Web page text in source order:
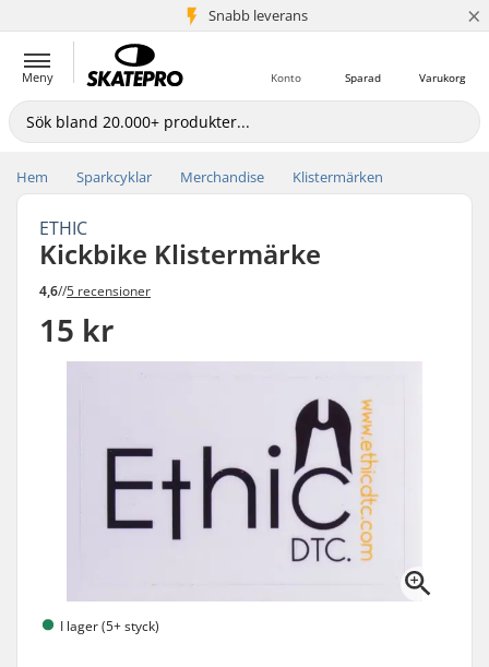
Snabb leverans
5+ milj. kunder ×
Meny Varukorg
Sparad
Konto
Hem Sparkcyklar Merchandise Klistermärken
ETHIC
Kickbike Klistermärke
4,6//5 recensioner
15 kr
I lager (5+ styck)